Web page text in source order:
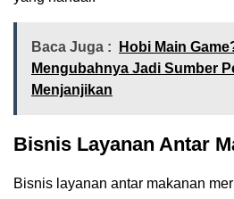
Baca Juga :
Hobi Main
Mengubahnya Jadi Sumber
Menjanjikan
Bisnis Layanan Antar
Bisnis layanan antar makanan